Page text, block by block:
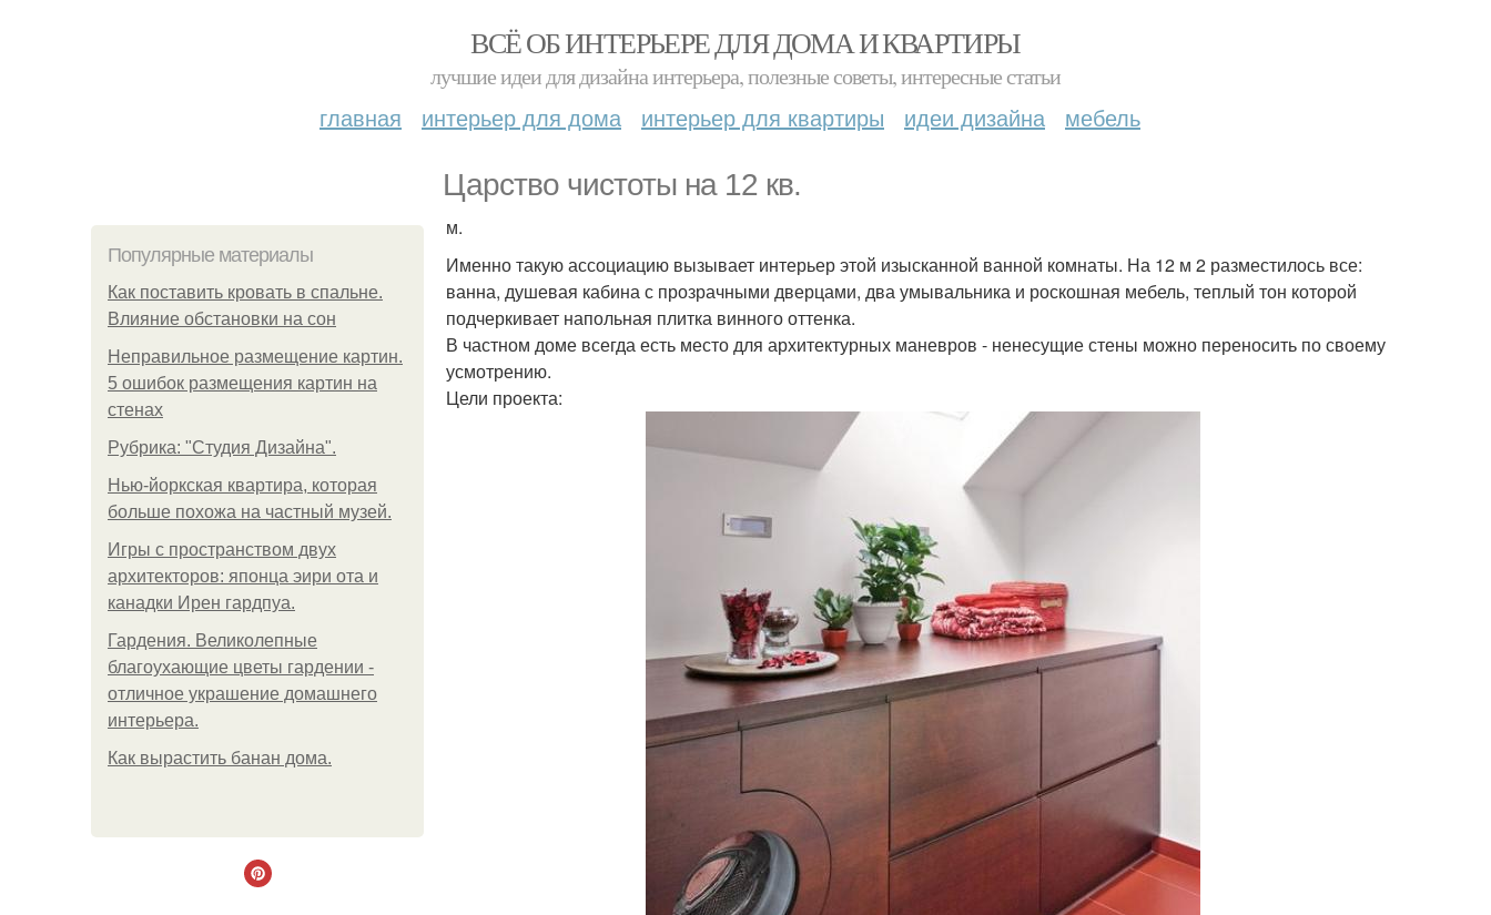
ВСЁ ОБ ИНТЕРЬЕРЕ ДЛЯ ДОМА И КВАРТИРЫ
лучшие идеи для дизайна интерьера, полезные советы, интересные статьи
главная интерьер для дома интерьер для квартиры идеи дизайна мебель
Царство чистоты на 12 кв.
Популярные материалы
Как поставить кровать в спальне.
Влияние обстановки на сон
Неправильное размещение картин.
5 ошибок размещения картин на
стенах
Рубрика: "Студия Дизайна".
Нью-йоркская квартира, которая
больше похожа на частный музей.
Игры с пространством двух
архитекторов: японца эири ота и
канадки Ирен гардпуа.
Гардения. Великолепные
благоухающие цветы гардении -
отличное украшение домашнего
интерьера.
Как вырастить банан дома.
м.
Именно такую ассоциацию вызывает интерьер этой изысканной ванной комнаты. На 12 м 2 разместилось все:
ванна, душевая кабина с прозрачными дверцами, два умывальника и роскошная мебель, теплый тон которой
подчеркивает напольная плитка винного оттенка.
В частном доме всегда есть место для архитектурных маневров - ненесущие стены можно переносить по своему
усмотрению.
Цели проекта: